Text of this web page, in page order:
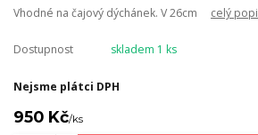
Vhodné na čajový dýchánek. V 26cm celý
Dostupnost skladem 1 ks
Nejsme plátci DPH
950 Kč/ks